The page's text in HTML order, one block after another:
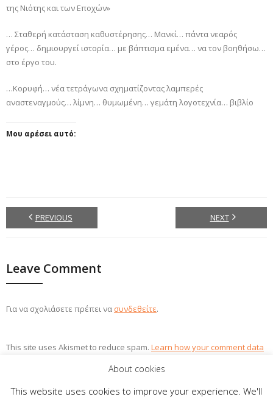
της Νιότης και των Εποχών»
… Σταθερή κατάσταση καθυστέρησης… Μανκί… πάντα νεαρός
γέρος… δημιουργεί ιστορία… με βάπτισμα εμένα… να τον βοηθήσω…
στο έργο του.
…Κορυφή… νέα τετράγωνα σχηματίζοντας λαμπερές
αναστεναγμούς… λίμνη… θυμωμένη… γεμάτη λογοτεχνία… βιβλίο
Μου αρέσει αυτό:
PREVIOUS NEXT
Leave Comment
Για να σχολιάσετε πρέπει να συνδεθείτε.
This site uses Akismet to reduce spam. Learn how your comment data
About cookies
This website uses cookies to improve your experience. We'll